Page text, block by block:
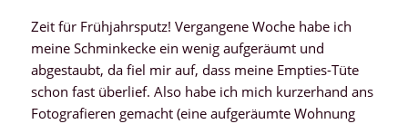
Zeit für Frühjahrsputz! Vergangene Woche habe ich
meine Schminkecke ein wenig aufgeräumt und
abgestaubt, da fiel mir auf, dass meine Empties-Tüte
schon fast überlief. Also habe ich mich kurzerhand ans
Fotografieren gemacht (eine aufgeräumte Wohnung